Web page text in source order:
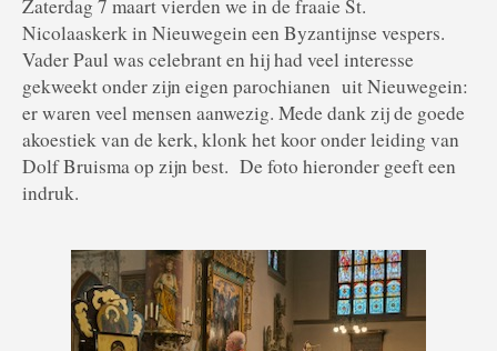
Zaterdag 7 maart vierden we in de fraaie St.
Nicolaaskerk in Nieuwegein een Byzantijnse vespers.
Vader Paul was celebrant en hij had veel interesse
gekweekt onder zijn eigen parochianen uit Nieuwegein:
er waren veel mensen aanwezig. Mede dank zij de goede
akoestiek van de kerk, klonk het koor onder leiding van
Dolf Bruisma op zijn best. De foto hieronder geeft een
indruk.